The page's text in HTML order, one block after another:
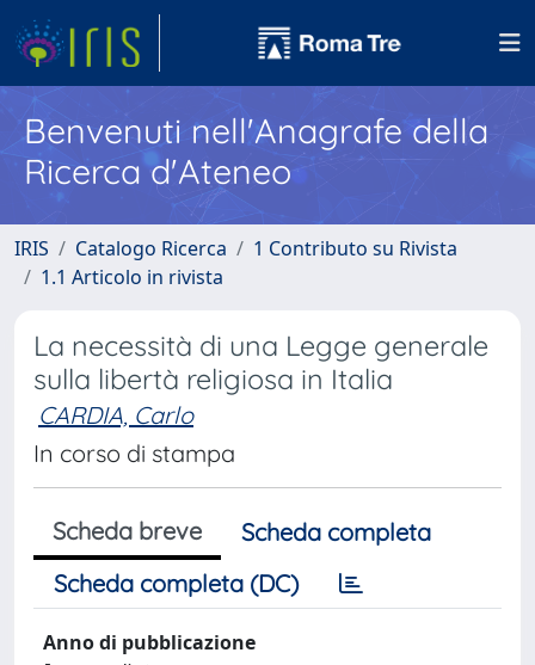
Benvenuti nell'Anagrafe della
Ricerca d'Ateneo
IRIS Catalogo Ricerca
1 Contributo su Rivista
1.1 Articolo in rivista
La necessità di una Legge generale
sulla libertà religiosa in Italia
CARDIA, Carlo
In corso di stampa
Scheda breve
Scheda completa
Scheda completa (DC)
Anno di pubblicazione